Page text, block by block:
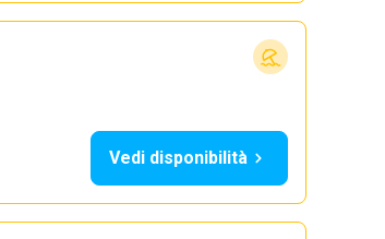
Vedi disponibilità